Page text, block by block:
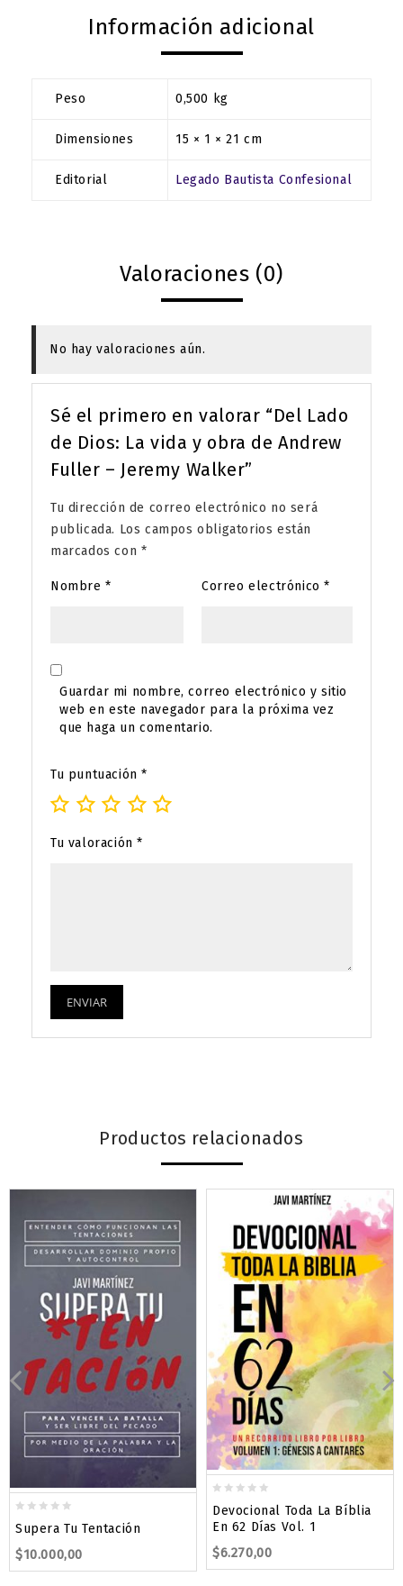
Información adicional
Peso 0,500 kg
Dimensiones 15 × 1 × 21 cm
Editorial Legado Bautista Confesional
Valoraciones (0)
No hay valoraciones aún.
Sé el primero en valorar “Del Lado
de Dios: La vida y obra de Andrew
Fuller – Jeremy Walker”
Tu dirección de correo electrónico no será
publicada. Los campos obligatorios están
marcados con *
Nombre* Correo electrónico*
Guardar mi nombre, correo electrónico y sitio
web en este navegador para la próxima vez
que haga un comentario.
Tu puntuación*
Tu valoración*
Productos relacionados
out
of
Supera Tu Tentación
$10.000,00
out
of
5
Devocional Toda La Bíblia
En 62 Días Vol. 1
$6.270,00